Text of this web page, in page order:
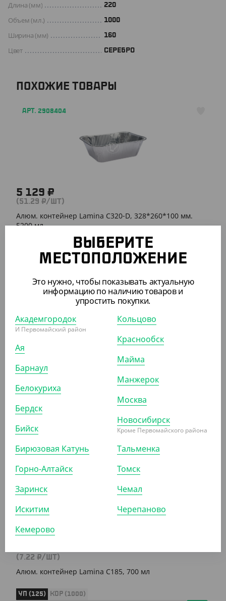
Длина (мм) 220
Объем (мл.) 1000
Ширина (мм) 160
Цвет СЕРЕБРО
ПОХОЖИЕ ТОВАРЫ
АРТ. 2908404
5 129 ₽
(51.29 ₽/ШТ)
Алюм. контейнер Lamina С320-D, 328*260*100 мм.
5200 мл.
УП (100)
АРТ. 2909401
2 042.50 ₽
Алюм. контейнер круглый Lamina Y234, 232*45 / 1500
мл
УП (125)
АРТ. 2906601
(7.22 ₽/ШТ)
Алюм. контейнер Lamina C185, 700 мл
УП (125) КОР (1000)
ВЫБЕРИТЕ
МЕСТОПОЛОЖЕНИЕ
Это нужно, чтобы показывать актуальную
информацию по наличию товаров и
упростить покупки.
Академгородок
И Первомайский район
Ая
Барнаул
Белокуриха
Бердск
Бийск
Бирюзовая Катунь
Горно-Алтайск
Заринск
Искитим
Кемерово
Кольцово
Краснообск
Майма
Манжерок
Москва
Новосибирск
Кроме Первомайского района
Тальменка
Томск
Чемал
Черепаново